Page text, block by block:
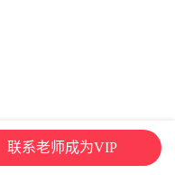
联系老师成为VIP